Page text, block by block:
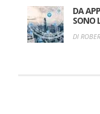
DA
SONO
DI